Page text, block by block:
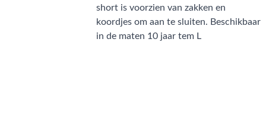
short is voorzien van zakken en
koordjes om aan te sluiten. Beschikbaar
in de maten 10 jaar tem L